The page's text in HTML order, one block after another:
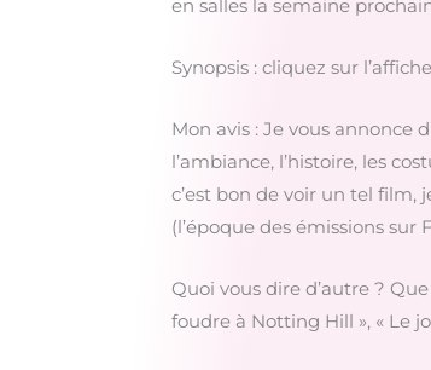
en salles la semaine
Synopsis : cliquez sur
Mon avis : Je vous annonce
l’ambiance, l’histoire, les
c’est bon de voir un tel film,
(l’époque des émissions sur
Quoi vous dire d’autre ?
foudre à Notting Hill », « Le